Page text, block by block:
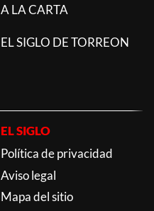
A LA CARTA
EL SIGLO DE TORREON
EL SIGLO
Política de privacidad
Aviso legal
Mapa del sitio